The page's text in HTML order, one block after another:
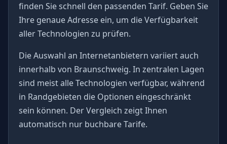
finden Sie schnell den passenden Tarif. Geben Sie
Ihre genaue Adresse ein, um die Verfügbarkeit
aller Technologien zu prüfen.
Die Auswahl an Internetanbietern variiert auch
innerhalb von Braunschweig. In zentralen Lagen
sind meist alle Technologien verfügbar, während
in Randgebieten die Optionen eingeschränkt
sein können. Der Vergleich zeigt Ihnen
automatisch nur buchbare Tarife.